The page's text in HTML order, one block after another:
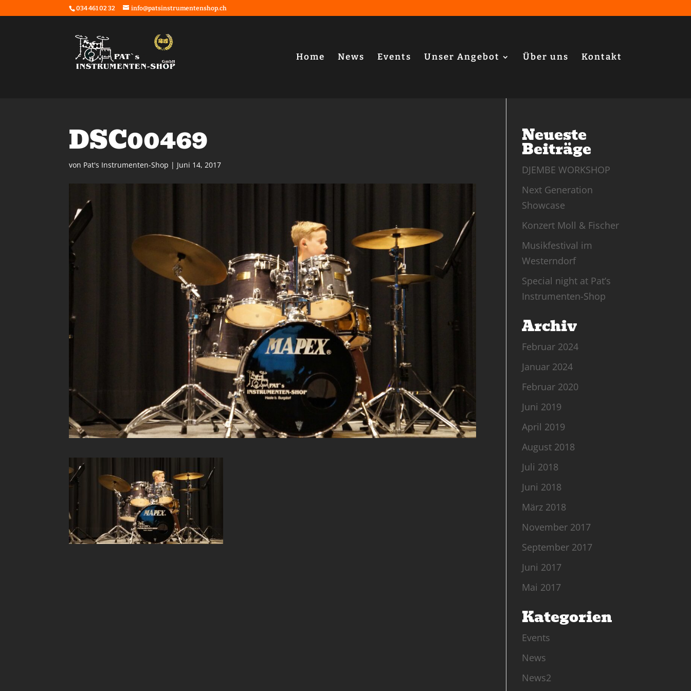
034 461 02 32 info@patsinstrumentenshop.ch
Home News Events Unser Angebot Über uns Kontakt
DSC00469
von Pat's Instrumenten-Shop | Juni 14, 2017
Neueste
Beiträge
DJEMBE WORKSHOP
Next Generation
Showcase
Konzert Moll & Fischer
Musikfestival im
Westerndorf
Special night at Pat’s
Instrumenten-Shop
Archiv
Februar 2024
Januar 2024
Februar 2020
Juni 2019
April 2019
August 2018
Juli 2018
Juni 2018
März 2018
November 2017
September 2017
Juni 2017
Mai 2017
Kategorien
Events
News
News2